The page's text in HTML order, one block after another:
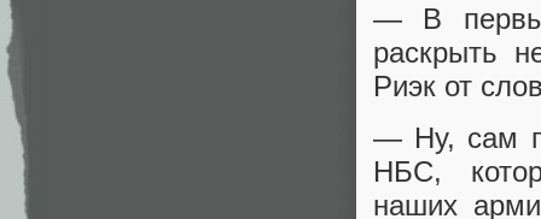
— В
раскрыть
Риэк от
— Ну, сам
НБС,
наших